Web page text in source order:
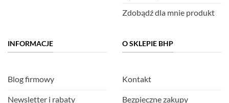
Zdobądź dla mnie produkt
INFORMACJE
Blog firmowy
Newsletter i rabaty
O SKLEPIE BHP
Kontakt
Bezpieczne zakupy